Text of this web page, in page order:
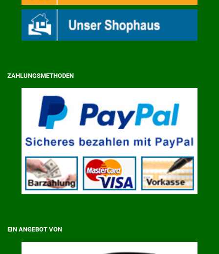
ZAHLUNGSMETHODEN
EIN ANGEBOT VON